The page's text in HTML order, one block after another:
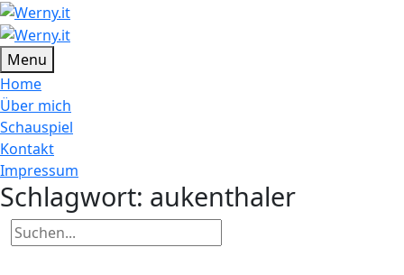
Menu
Home
Über mich
Schauspiel
Kontakt
Impressum
Schlagwort: aukenthaler